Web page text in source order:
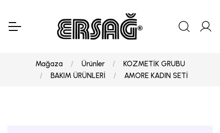
Mağaza Ürünler
KOZMETİK GRUBU
BAKIM ÜRÜNLERİ
AMORE KADIN SETİ